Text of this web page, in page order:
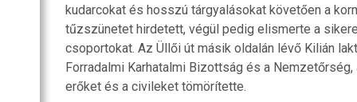
kudarcokat és hosszú tárgyalásokat követően a
tűzszünetet hirdetett, végül pedig elismerte a
csoportokat. Az Üllői út másik oldalán lévő Kilián
Forradalmi Karhatalmi Bizottság és a
erőket és a civileket tömörítette.